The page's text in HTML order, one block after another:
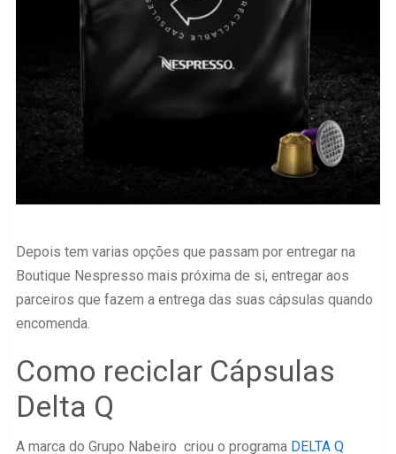
Depois tem varias opções que passam por entregar na
Boutique Nespresso mais próxima de si, entregar aos
parceiros que fazem a entrega das suas cápsulas quando
encomenda.
Como reciclar Cápsulas
Delta Q
A marca do Grupo Nabeiro criou o programa DELTA Q